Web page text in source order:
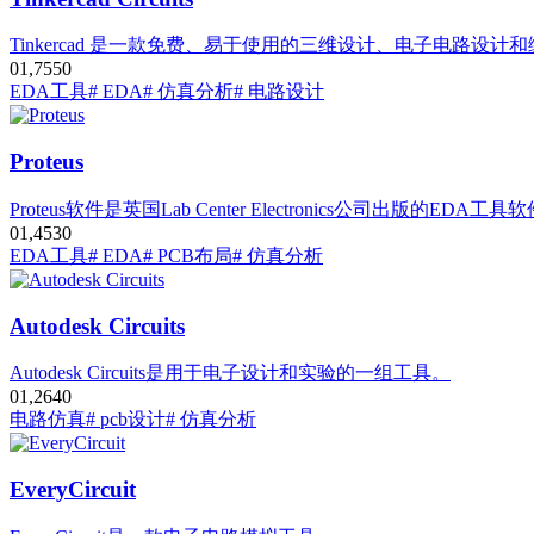
Tinkercad 是一款免费、易于使用的三维设计、电子电路设计和
01,7550
EDA工具# EDA# 仿真分析# 电路设计
Proteus
Proteus软件是英国Lab Center Electronics公司出版的EDA工具软
01,4530
EDA工具# EDA# PCB布局# 仿真分析
Autodesk Circuits
Autodesk Circuits是用于电子设计和实验的一组工具。
01,2640
电路仿真# pcb设计# 仿真分析
EveryCircuit